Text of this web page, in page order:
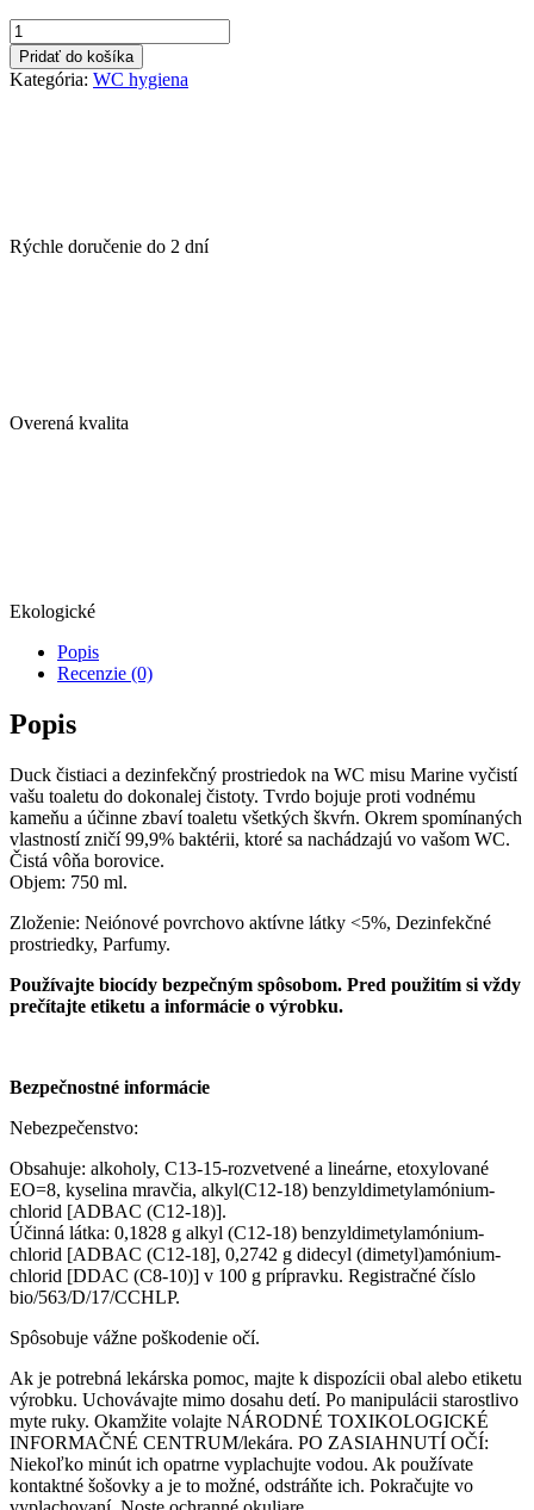
množstvo
DUCK
WC
dezinfekčný
Pridať do košíka
Kategória: WC hygiena
Rýchle doručenie do 2 dní
Overená kvalita
Ekologické
Popis
Recenzie (0)
Popis
Duck čistiaci a dezinfekčný prostriedok na WC misu Marine vyčistí
vašu toaletu do dokonalej čistoty. Tvrdo bojuje proti vodnému
kameňu a účinne zbaví toaletu všetkých škvŕn. Okrem spomínaných
vlastností zničí 99,9% baktérii, ktoré sa nachádzajú vo vašom WC.
Čistá vôňa borovice.
Objem: 750 ml.
Zloženie: Neiónové povrchovo aktívne látky <5%, Dezinfekčné
prostriedky, Parfumy.
Používajte biocídy bezpečným spôsobom. Pred použitím si vždy
prečítajte etiketu a informácie o výrobku.
Bezpečnostné informácie
Nebezpečenstvo:
Obsahuje: alkoholy, C13-15-rozvetvené a lineárne, etoxylované
EO=8, kyselina mravčia, alkyl(C12-18) benzyldimetylamónium-
chlorid [ADBAC (C12-18)].
Účinná látka: 0,1828 g alkyl (C12-18) benzyldimetylamónium-
chlorid [ADBAC (C12-18], 0,2742 g didecyl (dimetyl)amónium-
chlorid [DDAC (C8-10)] v 100 g prípravku. Registračné číslo
bio/563/D/17/CCHLP.
Spôsobuje vážne poškodenie očí.
Ak je potrebná lekárska pomoc, majte k dispozícii obal alebo etiketu
výrobku. Uchovávajte mimo dosahu detí. Po manipulácii starostlivo
myte ruky. Okamžite volajte NÁRODNÉ TOXIKOLOGICKÉ
INFORMAČNÉ CENTRUM/lekára. PO ZASIAHNUTÍ OČÍ:
Niekoľko minút ich opatrne vyplachujte vodou. Ak používate
kontaktné šošovky a je to možné, odstráňte ich. Pokračujte vo